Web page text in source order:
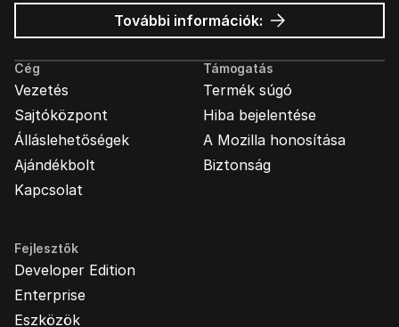
További információk: Mozilla
hirdetések
Cég
Vezetés
Sajtóközpont
Álláslehetőségek
Ajándékbolt
Kapcsolat
Támogatás
Termék súgó
Hiba bejelentése
A Mozilla honosítása
Biztonság
Fejlesztők
Developer Edition
Enterprise
Eszközök